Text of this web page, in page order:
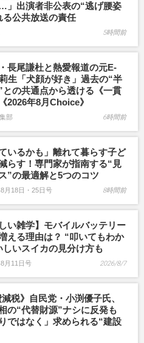
」出演者非公表の“逃げ腰姿
る公共放送の責任
5時間前
長尾謙杜と熱愛報道の元E-
生「犬顔が好き」過去の“半
との共通点から透ける《一貫
2026年8月Choice》
部 6時間前
いるかも」離れて暮らす子ど
らす！専門家が指南する“見
”の最適解と5つのコツ
月18日・25日号 8時間前
い雑学】モバイルバッテリー
える理由は？ “叩いてもわか
しいスイカの見分け方も
月11日号 2026/8/7
減税》自民党・小渕優子氏、
の“代替財源”ナシに反発も
ではなく」求められる“建設